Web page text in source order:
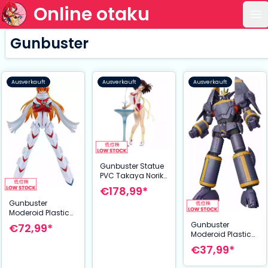
Online otaku
Gunbuster
Ausverkauft
Gunbuster
Moderoid Plastic
Model Kit Buster
Machine No. 7 16
€72,99*
Ausverkauft
Gunbuster Statue
PVC Takaya Noriko
35th Anniversary
Ver. 23 cm
€178,99*
Ausverkauft
Gunbuster
Moderoid Plastic
Model Kit
Gunbuster 11 cm
€37,99*